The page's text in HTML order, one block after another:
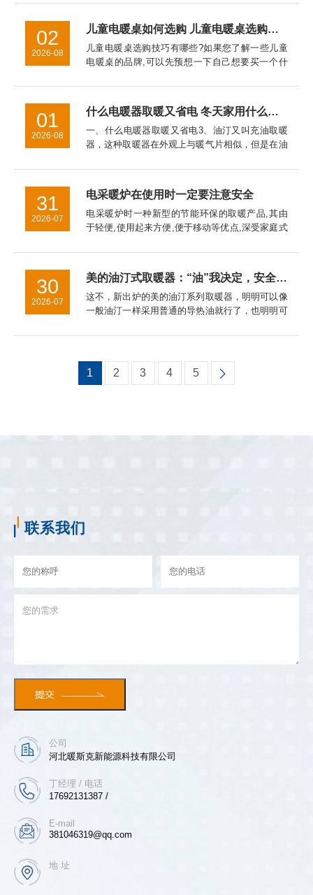
面温度通常控制在60℃以下，儿童房使用更安全。
油汀电暖器因热惯性大...
儿童电暖桌如何选购 儿童电暖桌选购技巧【详细介绍】
儿童电暖桌选购技巧有哪些?如果您了解一些儿童
电暖桌的品牌,可以先预想一下自己想要买一个什
选技巧的介绍，希望对于家长挑选儿童电暖桌是有
帮助的。
02
2026-08
什么电暖器取暖又省电 冬天家用什么取暖器好
一、什么电暖器取暖又省电3、油汀又叫充油取暖
器，这种取暖器在外观上与暖气片相似，但是在油
而使室内温度升高。二、冬天家用什么取暖器好
2、热式取暖器3、电热膜取...
01
2026-08
电采暖炉在使用时一定要注意安全
电采暖炉时一种新型的节能环保的取暖产品,其由
于轻便,使用起来方便,便于移动等优点,深受家庭式
控制散热,使得环境稳定保持在一个恒定的范围内,
科学,合理技能环保...
31
2026-07
美的油汀式取暖器：“油”我决定，安全给你
这不，新出炉的美的油汀系列取暖器，明明可以像
一般油汀一样采用普通的导热油就行了，也明明可
坚决不干。在这一点上，美的油汀式取暖器对这种
30
2026-07
1 2 3 4 5
联系我们
公司
河北暖斯克新能源科技有限公司
丁经理 / 电话
17692131387 /
E-mail
381046319@qq.com
地 址